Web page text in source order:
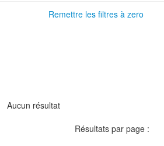
Remettre les filtres à zero
Aucun résultat
Résultats par page :